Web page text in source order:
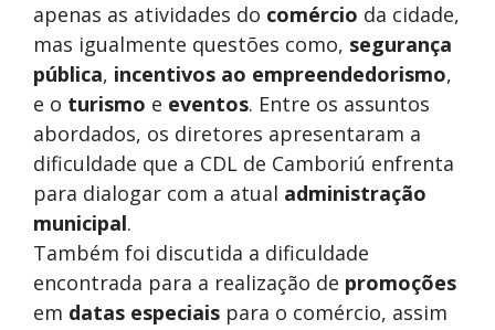
apenas as atividades do comércio da cidade,
mas igualmente questões como, segurança
pública, incentivos ao empreendedorismo,
e o turismo e eventos. Entre os assuntos
abordados, os diretores apresentaram a
dificuldade que a CDL de Camboriú enfrenta
para dialogar com a atual administração
municipal.
Também foi discutida a dificuldade
encontrada para a realização de promoções
em datas especiais para o comércio, assim